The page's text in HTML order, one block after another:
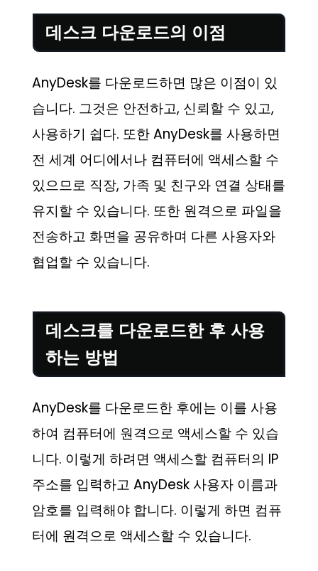
데스크 다운로드의 이점
AnyDesk를 다운로드하면 많은 이점이 있
습니다. 그것은 안전하고, 신뢰할 수 있고,
사용하기 쉽다. 또한 AnyDesk를 사용하면
전 세계 어디에서나 컴퓨터에 액세스할 수
있으므로 직장, 가족 및 친구와 연결 상태를
유지할 수 있습니다. 또한 원격으로 파일을
전송하고 화면을 공유하며 다른 사용자와
협업할 수 있습니다.
데스크를 다운로드한 후 사용
하는 방법
AnyDesk를 다운로드한 후에는 이를 사용
하여 컴퓨터에 원격으로 액세스할 수 있습
니다. 이렇게 하려면 액세스할 컴퓨터의 IP
주소를 입력하고 AnyDesk 사용자 이름과
암호를 입력해야 합니다. 이렇게 하면 컴퓨
터에 원격으로 액세스할 수 있습니다.